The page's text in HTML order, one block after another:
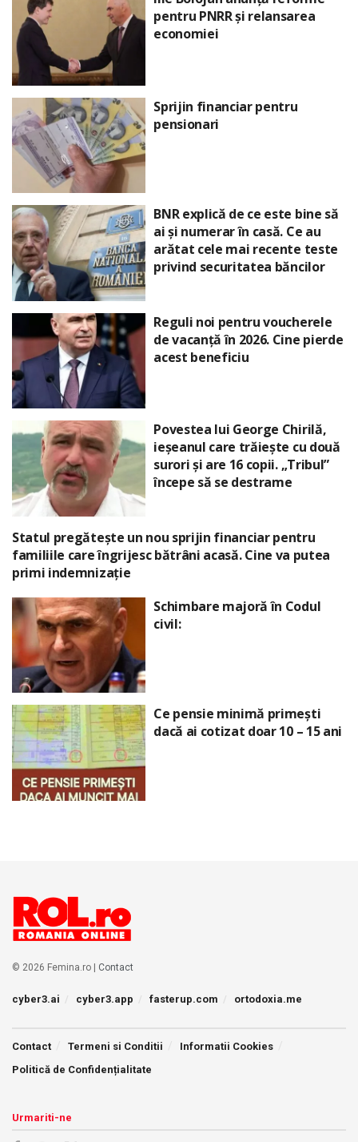
pentru PNRR și relansarea
economiei
Sprijin financiar pentru
pensionari
BNR explică de ce este bine să
ai și numerar în casă. Ce au
arătat cele mai recente teste
privind securitatea băncilor
Reguli noi pentru voucherele
de vacanță în 2026. Cine pierde
acest beneficiu
Povestea lui George Chirilă,
ieșeanul care trăiește cu două
surori și are 16 copii. „Tribul”
începe să se destrame
Statul pregătește un nou sprijin financiar pentru
familiile care îngrijesc bătrâni acasă. Cine va putea
primi indemnizație
Schimbare majoră în Codul
civil:
Ce pensie minimă primești
dacă ai cotizat doar 10 – 15 ani
© 2026 Femina.ro | Contact
cyber3.ai cyber3.app fasterup.com ortodoxia.me
Contact Termeni si Conditii
Informatii Cookies
Politică de Confidențialitate
Urmariti-ne